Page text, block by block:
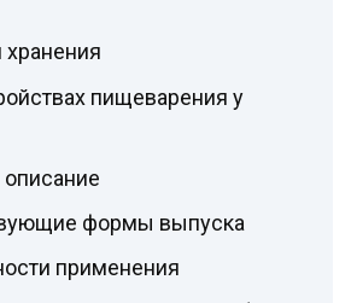
хранения
пищеварения у
описание
формы выпуска
применения